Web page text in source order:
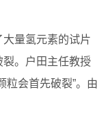
量氢元素的试片
。户田主任教授
粒会首先破裂”。由